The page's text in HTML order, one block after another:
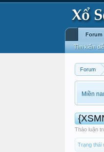
Forum
Miền
Thảo luận
Trạng thái
Forum
Tìm kiếm